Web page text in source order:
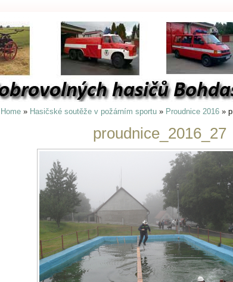
Home » Hasičské soutěže v požárním sportu » Proudnice 2016 »
proudnice_2016_27